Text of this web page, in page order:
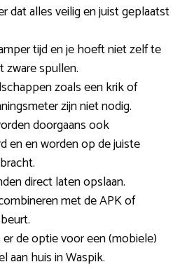
dat alles veilig en juist geplaatst
tijd en je hoeft niet zelf te
zware spullen.
zoals een krik of
zijn niet nodig.
doorgaans ook
en en worden op de juiste
direct laten opslaan.
met de APK of
de optie voor een (mobiele)
aan huis in Waspik.